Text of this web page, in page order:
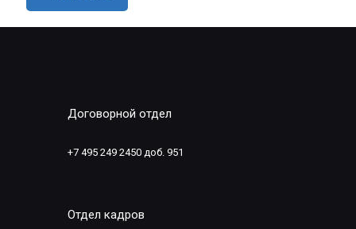
Договорной отдел
+7 495 249 2450 доб. 951
Отдел кадров